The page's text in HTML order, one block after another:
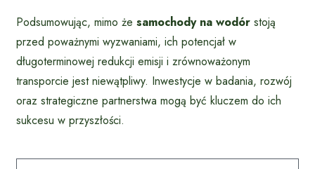
Podsumowując, mimo że samochody na wodór stoją
przed poważnymi wyzwaniami, ich potencjał w
długoterminowej redukcji emisji i zrównoważonym
transporcie jest niewątpliwy. Inwestycje w badania, rozwój
oraz strategiczne partnerstwa mogą być kluczem do ich
sukcesu w przyszłości.